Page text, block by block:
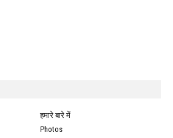
हमारे बारे में
Photos